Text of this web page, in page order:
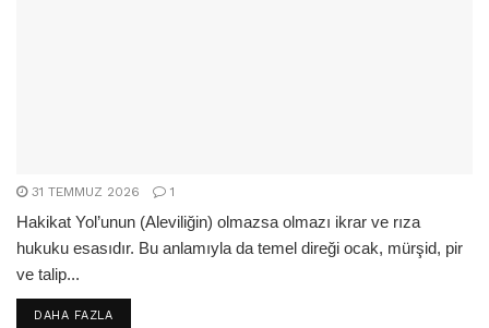
31 TEMMUZ 2026 1
Hakikat Yol’unun (Aleviliğin) olmazsa olmazı ikrar ve rıza
hukuku esasıdır. Bu anlamıyla da temel direği ocak, mürşid, pir
ve talip...
DAHA FAZLADETAILS